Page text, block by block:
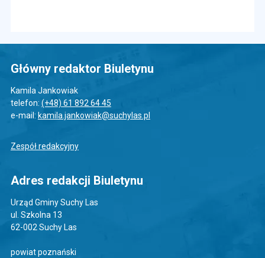
Główny redaktor Biuletynu
Kamila Jankowiak
telefon: (+48) 61 892 64 45
e-mail: kamila.jankowiak@suchylas.pl
Zespół redakcyjny
Adres redakcji Biuletynu
Urząd Gminy Suchy Las
ul. Szkolna 13
62-002 Suchy Las
powiat poznański